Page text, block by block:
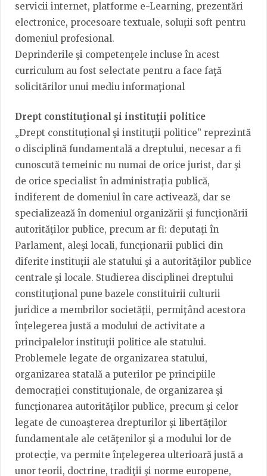
servicii internet, platforme e-Learning, prezentări
electronice, procesoare textuale, soluţii soft pentru
domeniul profesional.
Deprinderile şi competenţele incluse în acest
curriculum au fost selectate pentru a face faţă
solicitărilor unui mediu informaţional
Drept constituţional şi instituţii politice
„Drept constituţional şi instituţii politice” reprezintă
o disciplină fundamentală a dreptului, necesar a fi
cunoscută temeinic nu numai de orice jurist, dar şi
de orice specialist în administraţia publică,
indiferent de domeniul în care activează, dar se
specializează în domeniul organizării şi funcţionării
autorităţilor publice, precum ar fi: deputaţi în
Parlament, aleşi locali, funcţionarii publici din
diferite instituţii ale statului şi a autorităţilor publice
centrale şi locale. Studierea disciplinei dreptului
constituţional pune bazele constituirii culturii
juridice a membrilor societăţii, permiţând acestora
înţelegerea justă a modului de activitate a
principalelor instituţii politice ale statului.
Problemele legate de organizarea statului,
organizarea statală a puterilor pe principiile
democraţiei constituţionale, de organizarea şi
funcţionarea autorităţilor publice, precum şi celor
legate de cunoaşterea drepturilor şi libertăţilor
fundamentale ale cetăţenilor şi a modului lor de
protecţie, va permite înţelegerea ulterioară justă a
unor teorii, doctrine, tradiţii şi norme europene,